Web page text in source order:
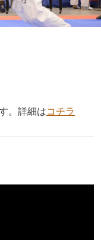
。詳細はコチラ